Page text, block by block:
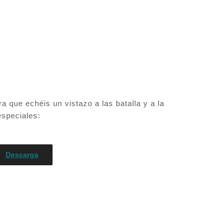
que echéis un vistazo a las batalla y a la
Descarga